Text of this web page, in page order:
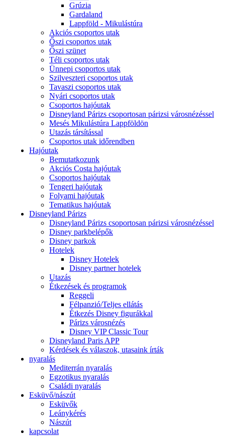
Grúzia
Gardaland
Lappföld - Mikulástúra
Akciós csoportos utak
Őszi csoportos utak
Őszi szünet
Téli csoportos utak
Ünnepi csoportos utak
Szilveszteri csoportos utak
Tavaszi csoportos utak
Nyári csoportos utak
Csoportos hajóutak
Disneyland Párizs csoportosan párizsi városnézéssel
Mesés Mikulástúra Lappföldön
Utazás társítással
Csoportos utak időrendben
Hajóutak
Bemutatkozunk
Akciós Costa hajóutak
Csoportos hajóutak
Tengeri hajóutak
Folyami hajóutak
Tematikus hajóutak
Disneyland Párizs
Disneyland Párizs csoportosan párizsi városnézéssel
Disney parkbelépők
Disney parkok
Hotelek
Disney Hotelek
Disney partner hotelek
Utazás
Étkezések és programok
Reggeli
Félpanzió/Teljes ellátás
Étkezés Disney figurákkal
Párizs városnézés
Disney VIP Classic Tour
Disneyland Paris APP
Kérdések és válaszok, utasaink írták
nyaralás
Mediterrán nyaralás
Egzotikus nyaralás
Családi nyaralás
Esküvő/nászút
Esküvők
Leánykérés
Nászút
kapcsolat